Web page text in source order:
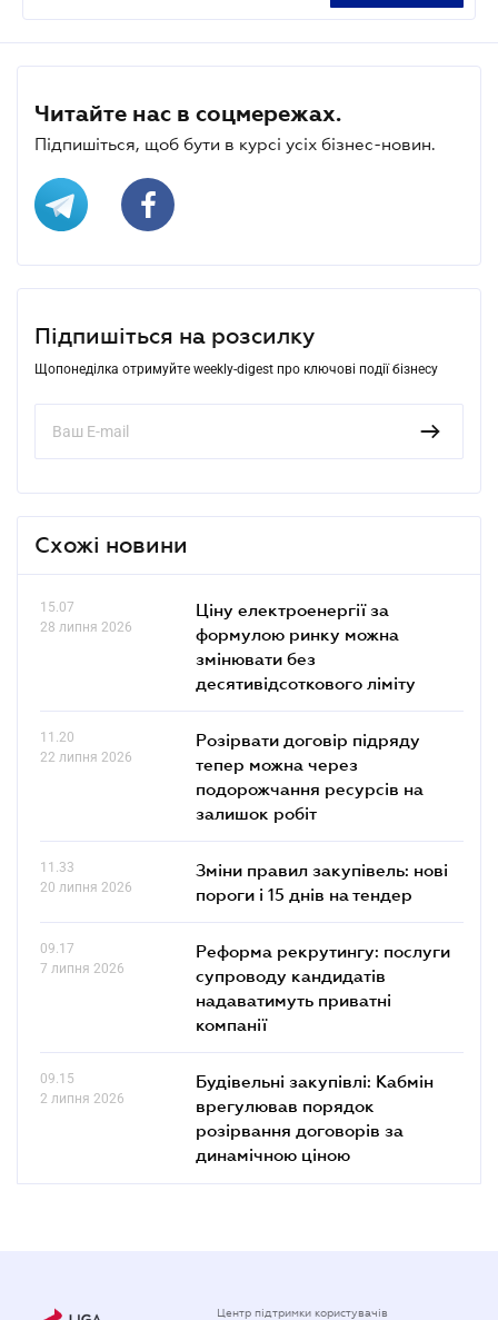
Читайте нас в соцмережах.
Підпишіться, щоб бути в курсі усіх бізнес-новин.
Підпишіться на розсилку
Щопонеділка отримуйте weekly-digest про ключові події бізнесу
Схожі новини
15.07
28 липня 2026
Ціну електроенергії за
формулою ринку можна
змінювати без
десятивідсоткового ліміту
11.20
22 липня 2026
Розірвати договір підряду
тепер можна через
подорожчання ресурсів на
залишок робіт
11.33
20 липня 2026
Зміни правил закупівель: нові
пороги і 15 днів на тендер
09.17
7 липня 2026
Реформа рекрутингу: послуги
супроводу кандидатів
надаватимуть приватні
компанії
09.15
2 липня 2026
Будівельні закупівлі: Кабмін
врегулював порядок
розірвання договорів за
динамічною ціною
Центр підтримки користувачів